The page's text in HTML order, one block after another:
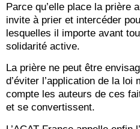
Parce qu’elle place la prière
invite à prier et intercéder
lesquelles il importe avant
solidarité active.
La prière ne peut être
d’éviter l’application de la loi
compte les auteurs de ces
et se convertissent.